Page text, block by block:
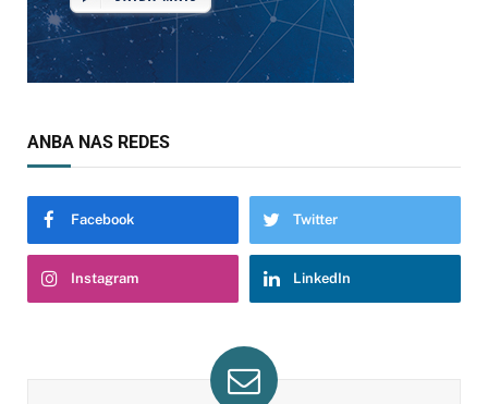
ANBA NAS REDES
Facebook Twitter
Instagram LinkedIn